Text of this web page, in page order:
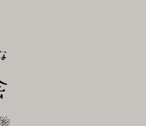
！のんびり読書会~